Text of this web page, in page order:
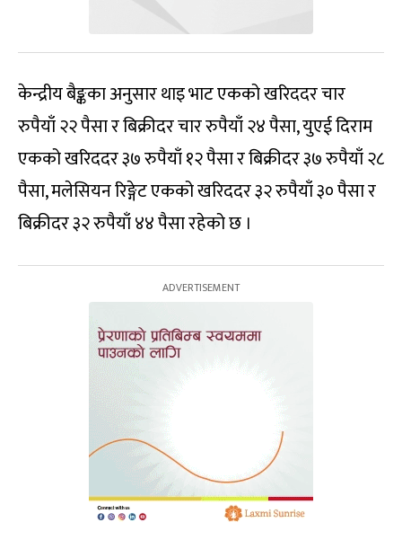
केन्द्रीय बैङ्कका अनुसार थाइ भाट एकको खरिददर चार
रुपैयाँ २२ पैसा र बिक्रीदर चार रुपैयाँ २४ पैसा, युएई दिराम
एकको खरिददर ३७ रुपैयाँ १२ पैसा र बिक्रीदर ३७ रुपैयाँ २८
पैसा, मलेसियन रिङ्गेट एकको खरिददर ३२ रुपैयाँ ३० पैसा र
बिक्रीदर ३२ रुपैयाँ ४४ पैसा रहेको छ ।